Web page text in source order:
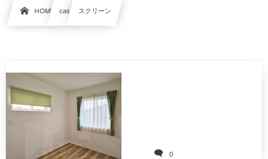
HOME case スクリーン
0